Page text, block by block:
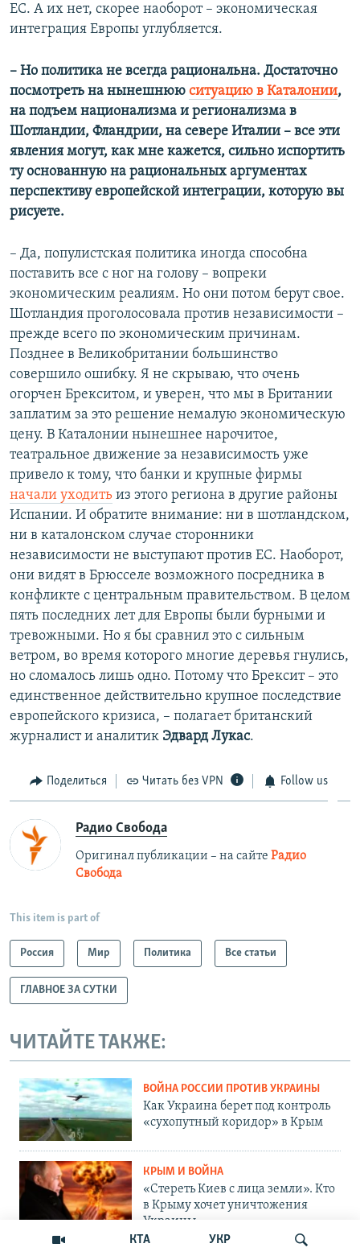
КТА УКР
ЕС. А их нет, скорее наоборот – экономическая
интеграция Европы углубляется.
​– Но политика не всегда рациональна. Достаточно
посмотреть на нынешнюю ситуацию в Каталонии,
на подъем национализма и регионализма в
Шотландии, Фландрии, на севере Италии – все эти
явления могут, как мне кажется, сильно испортить
ту основанную на рациональных аргументах
перспективу европейской интеграции, которую вы
рисуете.
– Да, популистская политика иногда способна
поставить все с ног на голову – вопреки
экономическим реалиям. Но они потом берут свое.
Шотландия проголосовала против независимости –
прежде всего по экономическим причинам.
Позднее в Великобритании большинство
совершило ошибку. Я не скрываю, что очень
огорчен Брекситом, и уверен, что мы в Британии
заплатим за это решение немалую экономическую
цену. В Каталонии нынешнее нарочитое,
театральное движение за независимость уже
привело к тому, что банки и крупные фирмы
начали уходить из этого региона в другие районы
Испании. И обратите внимание: ни в шотландском,
ни в каталонском случае сторонники
независимости не выступают против ЕС. Наоборот,
они видят в Брюсселе возможного посредника в
конфликте с центральным правительством. В целом
пять последних лет для Европы были бурными и
тревожными. Но я бы сравнил это с сильным
ветром, во время которого многие деревья гнулись,
но сломалось лишь одно. Потому что Брексит – это
единственное действительно крупное последствие
европейского кризиса, – полагает британский
журналист и аналитик Эдвард Лукас.
Поделиться Читать без VPN Follow us
Радио Свобода
Оригинал публикации – на сайте Радио
Свобода
This item is part of
Россия Мир Политика Все статьи
ГЛАВНОЕ ЗА СУТКИ
ЧИТАЙТЕ ТАКЖЕ:
ВОЙНА РОССИИ ПРОТИВ УКРАИНЫ
Как Украина берет под контроль
«сухопутный коридор» в Крым
КРЫМ И ВОЙНА
«Стереть Киев с лица земли». Кто
в Крыму хочет уничтожения
Украины